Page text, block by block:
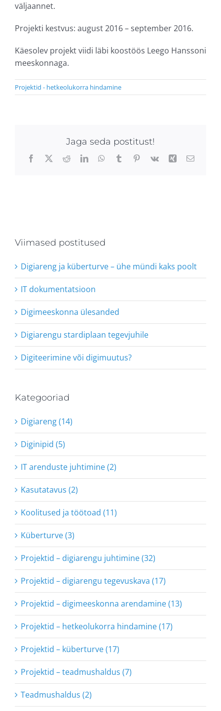
väljaannet.
Projekti kestvus: august 2016 – september 2016.
Käesolev projekt viidi läbi koostöös Leego Hanssoni
meeskonnaga.
Projektid - hetkeolukorra hindamine
Jaga seda postitust!
Facebook
X RedditLinkedInWhatsApp
TumblrPinterest
Vk Xing Email
Viimased postitused
Digiareng ja küberturve – ühe mündi kaks poolt
IT dokumentatsioon
Digimeeskonna ülesanded
Digiarengu stardiplaan tegevjuhile
Digiteerimine või digimuutus?
Kategooriad
Digiareng (14)
Diginipid (5)
IT arenduste juhtimine (2)
Kasutatavus (2)
Koolitused ja töötoad (11)
Küberturve (3)
Projektid – digiarengu juhtimine (32)
Projektid – digiarengu tegevuskava (17)
Projektid – digimeeskonna arendamine (13)
Projektid – hetkeolukorra hindamine (17)
Projektid – küberturve (17)
Projektid – teadmushaldus (7)
Teadmushaldus (2)